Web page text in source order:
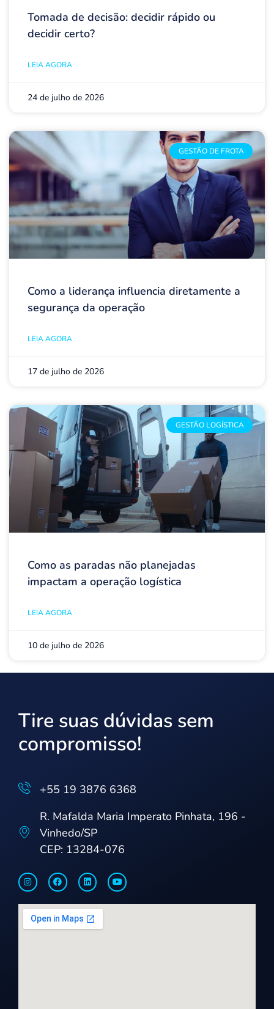
Tomada de decisão: decidir rápido ou
decidir certo?
LEIA AGORA
24 de julho de 2026
GESTÃO DE FROTA
Como a liderança influencia diretamente a
segurança da operação
LEIA AGORA
17 de julho de 2026
GESTÃO LOGÍSTICA
Como as paradas não planejadas
impactam a operação logística
LEIA AGORA
10 de julho de 2026
Tire suas dúvidas sem
compromisso!
+55 19 3876 6368
R. Mafalda Maria Imperato Pinhata, 196 -
Vinhedo/SP
CEP: 13284-076